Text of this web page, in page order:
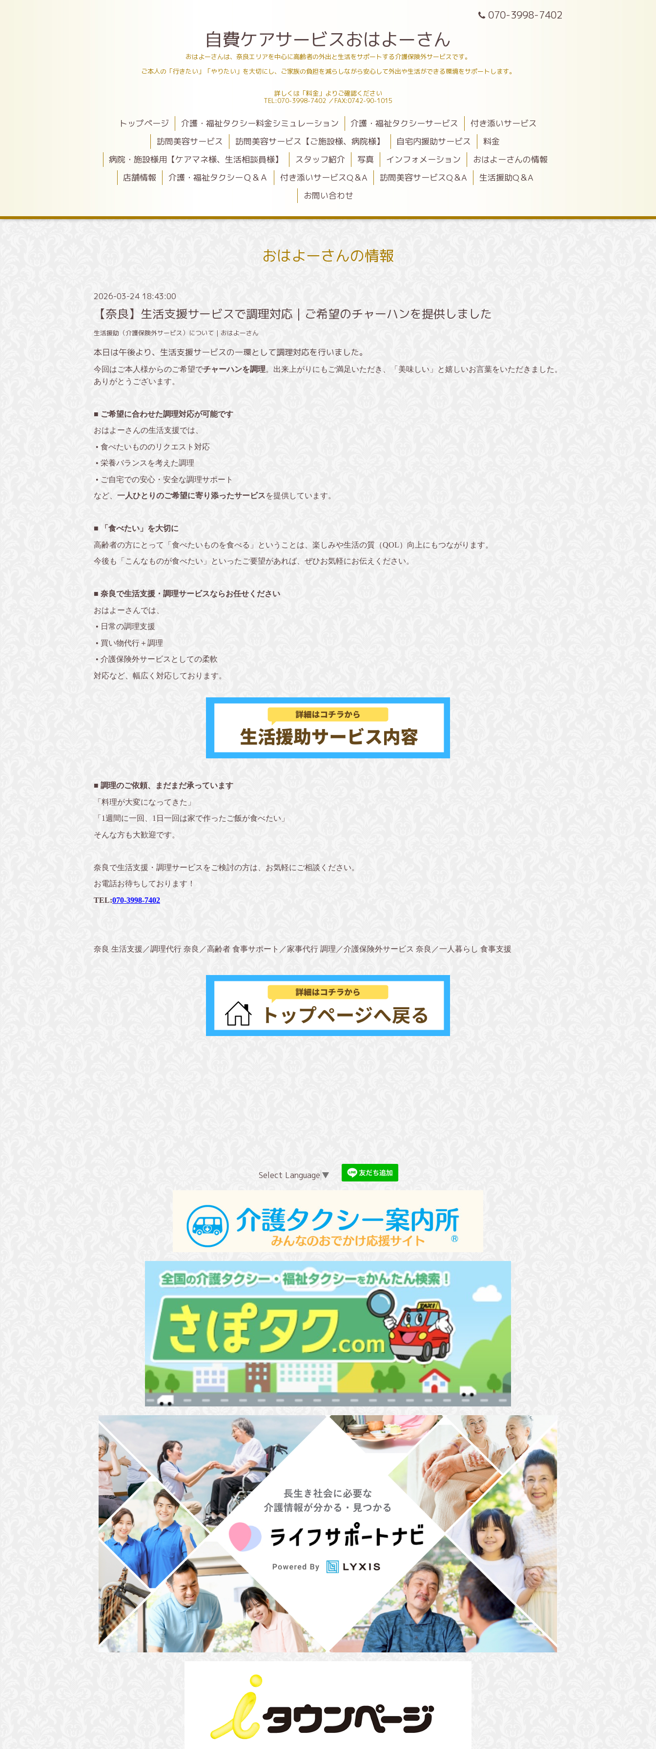
070-3998-7402
自費ケアサービスおはよーさん
おはよーさんは、奈良エリアを中心に高齢者の外出と生活をサポートする介護保険外サービスです。
ご本人の「行きたい」「やりたい」を大切にし、ご家族の負担を減らしながら安心して外出や生活ができる環境をサポートします。
詳しくは「料金」よりご確認ください
TEL:070-3998-7402 ／FAX:0742-90-1015
トップページ 介護・福祉タクシー料金シミュレーション 介護・福祉タクシーサービス
付き添いサービス
訪問美容サービス
訪問美容サービス【ご施設様、病院様】 自宅内援助サービス
料金
病院・施設様用【ケアマネ様、生活相談員様】
スタッフ紹介 写真 インフォメーション
おはよーさんの情報
店舗情報
介護・福祉タクシーＱ＆Ａ 付き添いサービスQ＆A 訪問美容サービスQ＆A
生活援助Q＆A
お問い合わせ
おはよーさんの情報
2026-03-24 18:43:00
【奈良】生活支援サービスで調理対応｜ご希望のチャーハンを提供しました
生活援助（介護保険外サービス）について｜おはよーさん
本日は午後より、生活支援サービスの一環として調理対応を行いました。
今回はご本人様からのご希望でチャーハンを調理。出来上がりにもご満足いただき、「美味しい」と嬉しいお言葉をいただきました。
ありがとうございます。
■ ご希望に合わせた調理対応が可能です
おはよーさんの生活支援では、
• 食べたいもののリクエスト対応
• 栄養バランスを考えた調理
• ご自宅での安心・安全な調理サポート
など、 一人ひとりのご希望に寄り添ったサービスを提供しています。
■ 「食べたい」を大切に
高齢者の方にとって「食べたいものを食べる」ということは、楽しみや生活の質（QOL）向上にもつながります。
今後も「こんなものが食べたい」といったご要望があれば、ぜひお気軽にお伝えください。
■ 奈良で生活支援・調理サービスならお任せください
おはよーさんでは、
• 日常の調理支援
• 買い物代行＋調理
• 介護保険外サービスとしての柔軟
対応など、幅広く対応しております。
■ 調理のご依頼、まだまだ承っています
「料理が大変になってきた」
「1週間に一回、1日一回は家で作ったご飯が食べたい」
そんな方も大歓迎です。
奈良で生活支援・調理サービスをご検討の方は、お気軽にご相談ください。
お電話お待ちしております！
TEL:070-3998-7402
奈良 生活支援／調理代行 奈良／高齢者 食事サポート／家事代行 調理／介護保険外サービス 奈良／一人暮らし 食事支援
Select Language ▼